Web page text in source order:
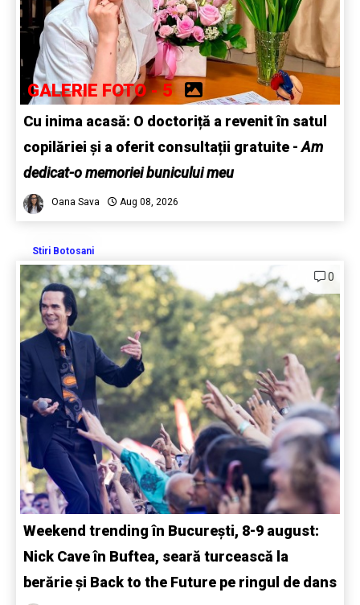
GALERIE FOTO - 5
Cu inima acasă: O doctoriță a revenit în satul
copilăriei și a oferit consultații gratuite -Am
dedicat-o memoriei bunicului meu
Oana Sava Aug 08, 2026
Stiri Botosani
0
Weekend trending în București, 8-9 august:
Nick Cave în Buftea, seară turcească la
berărie și Back to the Future pe ringul de dans